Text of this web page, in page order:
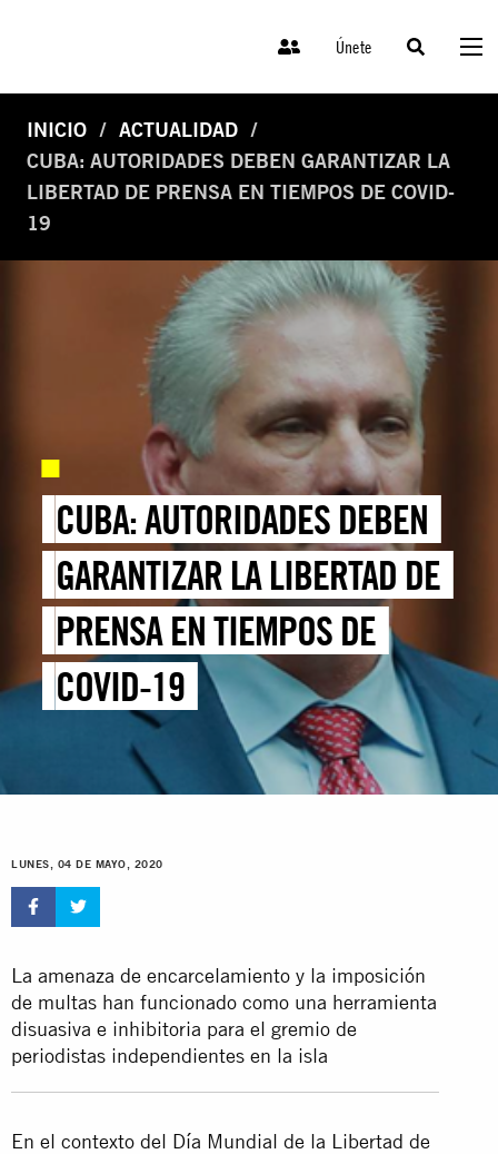
Únete
INICIO
ACTUALIDAD
CUBA: AUTORIDADES DEBEN GARANTIZAR LA
LIBERTAD DE PRENSA EN TIEMPOS DE COVID-
19
CUBA: AUTORIDADES DEBEN
GARANTIZAR LA LIBERTAD DE
PRENSA EN TIEMPOS DE
COVID-19
LUNES, 04 DE MAYO, 2020
La amenaza de encarcelamiento y la imposición
de multas han funcionado como una herramienta
disuasiva e inhibitoria para el gremio de
periodistas independientes en la isla
En el contexto del Día Mundial de la Libertad de